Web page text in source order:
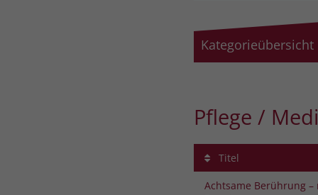
Kategorieübersicht
Pflege /
Titel
Achtsame Berührung –